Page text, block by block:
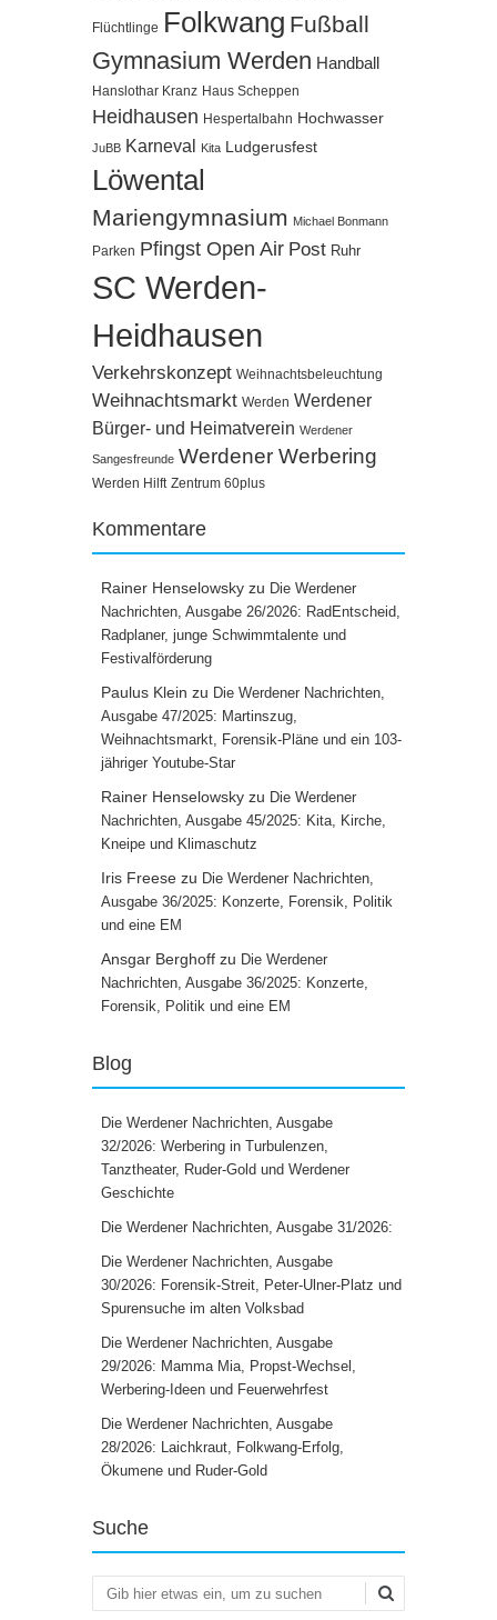
Flüchtlinge Folkwang Fußball
Gymnasium Werden Handball
Hanslothar Kranz Haus Scheppen
Heidhausen Hespertalbahn Hochwasser
JuBB Karneval Kita Ludgerusfest
Löwental
Mariengymnasium Michael Bonmann
Parken Pfingst Open Air Post Ruhr
SC Werden-
Heidhausen
Verkehrskonzept Weihnachtsbeleuchtung
Weihnachtsmarkt Werden Werdener
Bürger- und Heimatverein Werdener
Sangesfreunde Werdener Werbering
Werden Hilft Zentrum 60plus
Kommentare
Rainer Henselowsky zu Die Werdener
Nachrichten, Ausgabe 26/2026: RadEntscheid,
Radplaner, junge Schwimmtalente und
Festivalförderung
Paulus Klein zu Die Werdener Nachrichten,
Ausgabe 47/2025: Martinszug,
Weihnachtsmarkt, Forensik-Pläne und ein 103-
jähriger Youtube-Star
Rainer Henselowsky zu Die Werdener
Nachrichten, Ausgabe 45/2025: Kita, Kirche,
Kneipe und Klimaschutz
Iris Freese zu Die Werdener Nachrichten,
Ausgabe 36/2025: Konzerte, Forensik, Politik
und eine EM
Ansgar Berghoff zu Die Werdener
Nachrichten, Ausgabe 36/2025: Konzerte,
Forensik, Politik und eine EM
Blog
Die Werdener Nachrichten, Ausgabe
32/2026: Werbering in Turbulenzen,
Tanztheater, Ruder-Gold und Werdener
Geschichte
Die Werdener Nachrichten, Ausgabe 31/2026:
Die Werdener Nachrichten, Ausgabe
30/2026: Forensik-Streit, Peter-Ulner-Platz und
Spurensuche im alten Volksbad
Die Werdener Nachrichten, Ausgabe
29/2026: Mamma Mia, Propst-Wechsel,
Werbering-Ideen und Feuerwehrfest
Die Werdener Nachrichten, Ausgabe
28/2026: Laichkraut, Folkwang-Erfolg,
Ökumene und Ruder-Gold
Suche
Suchen